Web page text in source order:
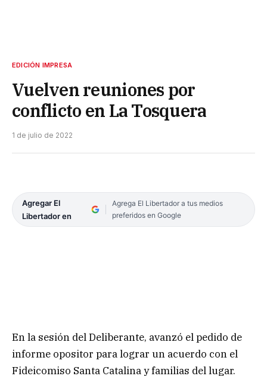
EDICIÓN IMPRESA
Vuelven reuniones por
conflicto en La Tosquera
1 de julio de 2022
Agregar El
Libertador en
Agrega El Libertador a tus medios
preferidos en Google
En la sesión del Deliberante, avanzó el pedido de
informe opositor para lograr un acuerdo con el
Fideicomiso Santa Catalina y familias del lugar.